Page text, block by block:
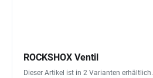
ROCKSHOX Ventil
Dieser Artikel ist in 2 Varianten erhältlich.